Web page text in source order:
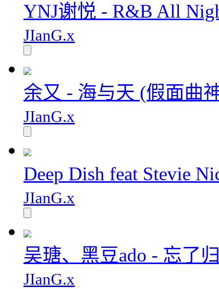
YNJ谢悦 - R&B All
JIanG.x
余又 - 海与天 (假面曲
JIanG.x
Deep Dish feat Stevie
JIanG.x
吴瑭、黑豆ado - 忘了
JIanG.x